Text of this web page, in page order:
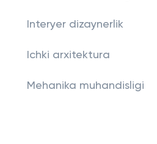
Interyer dizaynerlik
Ichki arxitektura
Mehanika muhandisligi